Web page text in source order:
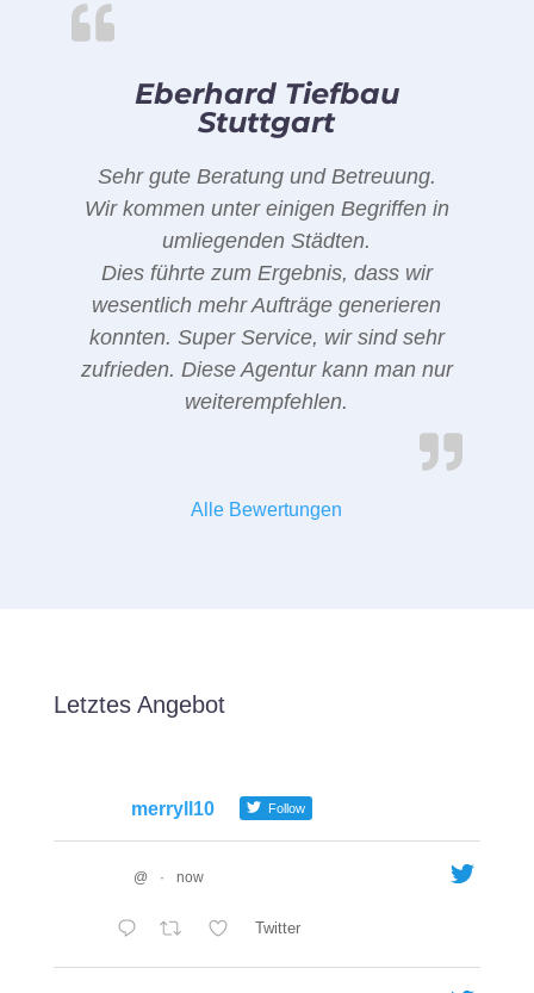
Eberhard Tiefbau
Stuttgart
Sehr gute Beratung und Betreuung.
Wir kommen unter einigen Begriffen in
umliegenden Städten.
Dies führte zum Ergebnis, dass wir
wesentlich mehr Aufträge generieren
konnten. Super Service, wir sind sehr
zufrieden. Diese Agentur kann man nur
weiterempfehlen.
Alle Bewertungen
Letztes Angebot
merryll10 Follow
@ · now
Twitter